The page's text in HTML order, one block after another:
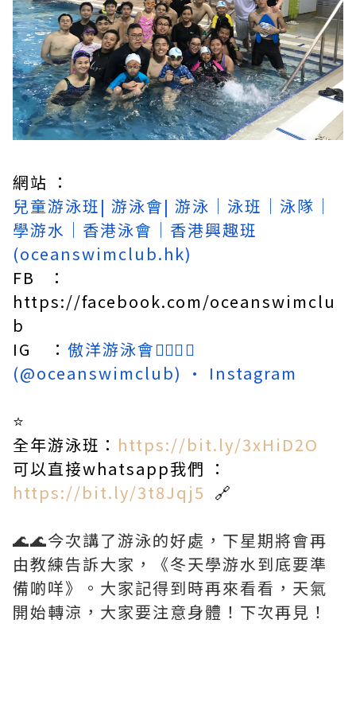
網站 ：
兒童游泳班| 游泳會| 游泳｜泳班｜泳隊｜
學游水｜香港泳會｜香港興趣班
(oceanswimclub.hk)
FB ：
https://facebook.com/oceanswimclu
b
IG ： 傲洋游泳會🏊🏼‍♂️💙
(@oceanswimclub) · Instagram
⭐️
全年游泳班： https://bit.ly/3xHiD2O
可以直接whatsapp我們 ：
https://bit.ly/3t8Jqj5 🔗
🌊🌊今次講了游泳的好處，下星期將會再
由教練告訴大家，《冬天學游水到底要準
備啲咩》。大家記得到時再來看看，天氣
開始轉涼，大家要注意身體！下次再見！